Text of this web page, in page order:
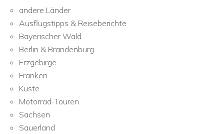
andere Länder
Ausflugstipps & Reiseberichte
Bayerischer Wald
Berlin & Brandenburg
Erzgebirge
Franken
Küste
Motorrad-Touren
Sachsen
Sauerland